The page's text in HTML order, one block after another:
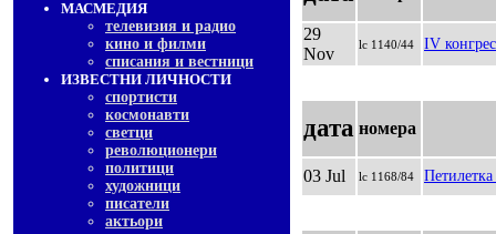
МАСМЕДИЯ
телевизия и радио
кино и филми
списания и вестници
ИЗВЕСТНИ ЛИЧНОСТИ
спортисти
космонавти
светци
революционери
политици
художници
писатели
актьори
29
Nov
lc 1140/44 IV
дата номера
03 Jul lc 1168/84